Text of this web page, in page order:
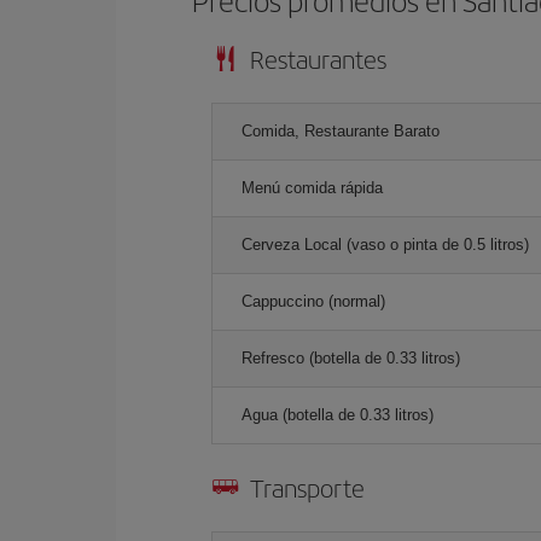
Restaurantes
Comida, Restaurante Barato
Menú comida rápida
Cerveza Local (vaso o pinta de 0.5 litros)
Cappuccino (normal)
Refresco (botella de 0.33 litros)
Agua (botella de 0.33 litros)
Transporte